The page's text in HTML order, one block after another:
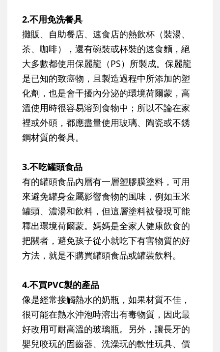
2.不用免洗餐具
攤販、自助餐店、速食店的熱飲杯（裝湯、
茶、咖啡），還有碗裝或杯裝的速食麵，絕
大多數都使用保麗龍（PS）所製成。保麗龍
是已知的致癌物，且製造過程中所添加的塑
化劑，也是會干擾內分泌的環境荷爾蒙，高
溫使用時很容易溶到食物中；所以不論在家
裡或外頭，都應盡量使用玻璃、陶瓷或不銹
鋼材質的餐具。
3.不吃罐頭食品
有的罐頭食品內層有一層塑膠膜塗料，可用
來避免罐身金屬影響食物的風味，例如玉米
罐頭、濃湯和飲料，但這層塗料被發現可能
釋出環境荷爾蒙。媽媽是全家人健康飲食的
把關者，避免孩子從小就吃下有害物質的好
方法，就是不購買罐頭食品或罐裝飲料。
4.不買PVC製的產品
像是經常接觸熱水的奶瓶，如果材質不佳，
很可能在熱水沖泡時溶出有毒物質，因此最
好改用可耐高溫的玻璃瓶。另外，讓長牙的
嬰兒咬玩的固齒器、洗澡玩的軟性玩具、價